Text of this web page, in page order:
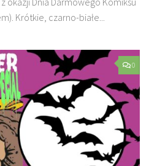
Krótkie, czarno-białe...
0